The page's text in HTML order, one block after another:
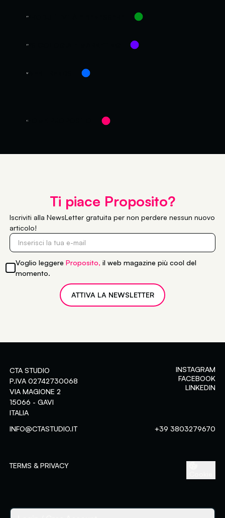
PRODUTTIVITÀ E BENESSERE
PSICOLOGIA E MARKETING
WEB TRENDS
HOME PROPOSITO
Ti piace Proposito?
Iscriviti allaNewsLetter gratuita per non perdere nessun nuovo
articolo!
Voglio leggereProposito,il web magazine più cool del
momento.
CTA STUDIO
P.IVA 02742730068
VIA MAGIONE 2
15066 - GAVI
ITALIA
INFO@CTASTUDIO.IT
INSTAGRAM
FACEBOOK
LINKEDIN
+39 3803279670
TERMS & PRIVACY
Area riservata ai clienti